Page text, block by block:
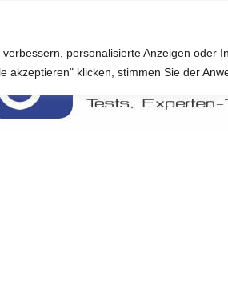
personalisierte Anzeigen oder
akzeptieren" klicken, stimmen Sie der